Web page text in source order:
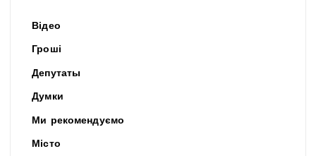
Відео
Гроші
Депутаты
Думки
Ми рекомендуємо
Місто